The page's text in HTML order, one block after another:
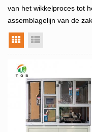
van het wikkelproces tot
assemblagelijn van de
rasterweergave